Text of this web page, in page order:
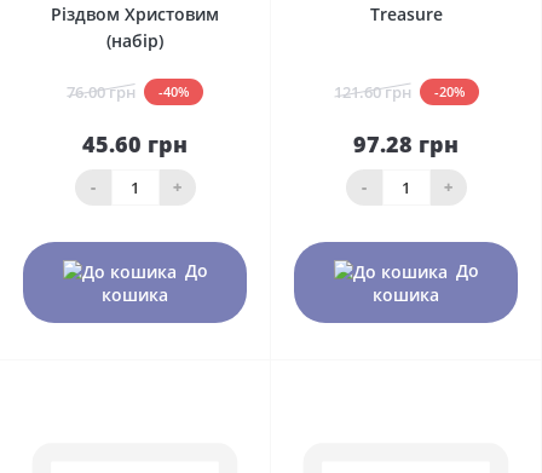
Різдвом Христовим
(набір)
76.00 грн -40%
45.60 грн
- +
До
кошика
Treasure
121.60 грн -20%
97.28 грн
- +
До
кошика